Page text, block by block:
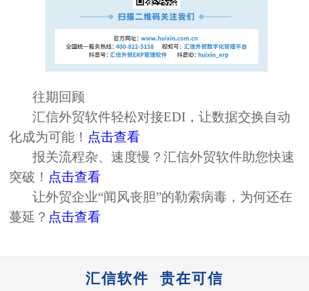
往期回顾
汇信外贸软件轻松对接EDI，让数据交换自动
化成为可能 ！ 点击查看
报关流程杂、速度慢？汇信外贸软件助您快速
突破 ！ 点击查看
让外贸企业“闻风丧胆”的勒索病毒，为何还在
蔓延 ？ 点击查看
汇信软件 贵在可信